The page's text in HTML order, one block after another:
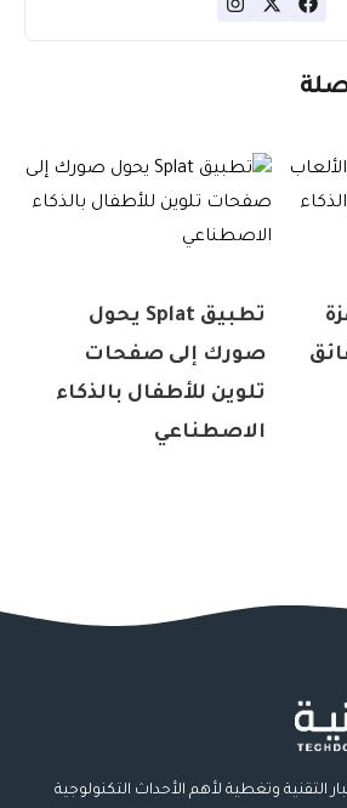
تطبيق Splat يحول
صورك إلى صفحات
تلوين للأطفال بالذكاء
الاصطناعي
وتغطية لأهم الأحداث التكنولوجية